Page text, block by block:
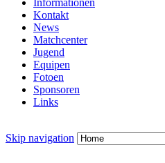
Informationen
Kontakt
News
Matchcenter
Jugend
Equipen
Fotoen
Sponsoren
Links
Skip navigation